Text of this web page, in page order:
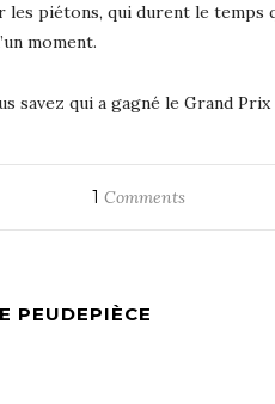
les piétons, qui durent le
moment.
savez qui a gagné le Grand Prix
1 Comments
PEUDEPIÈCE